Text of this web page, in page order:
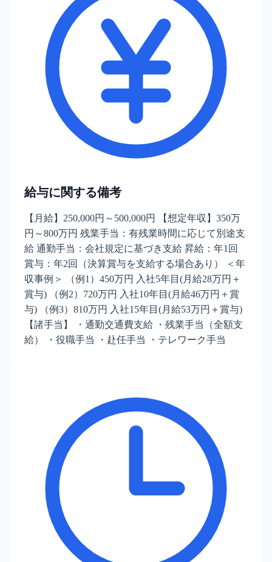
給与に関する備考
【月給】250,000円～500,000円 【想定年収】350万
円～800万円 残業手当：有残業時間に応じて別途支
給 通勤手当：会社規定に基づき支給 昇給：年1回
賞与：年2回（決算賞与を支給する場合あり） ＜年
収事例＞ （例1）450万円 入社5年目(月給28万円＋
賞与) （例2）720万円 入社10年目(月給46万円＋賞
与) （例3）810万円 入社15年目(月給53万円＋賞与)
【諸手当】 ・通勤交通費支給 ・残業手当（全額支
給） ・役職手当 ・赴任手当 ・テレワーク手当